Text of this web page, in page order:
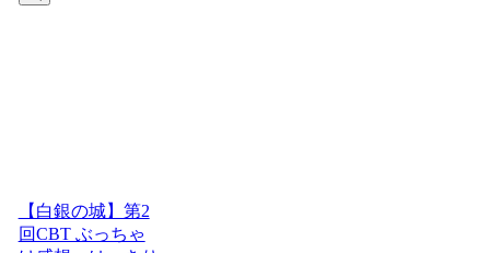
【白銀の城】第2
回CBT ぶっちゃ